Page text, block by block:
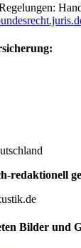
redaktionell
Bilder und